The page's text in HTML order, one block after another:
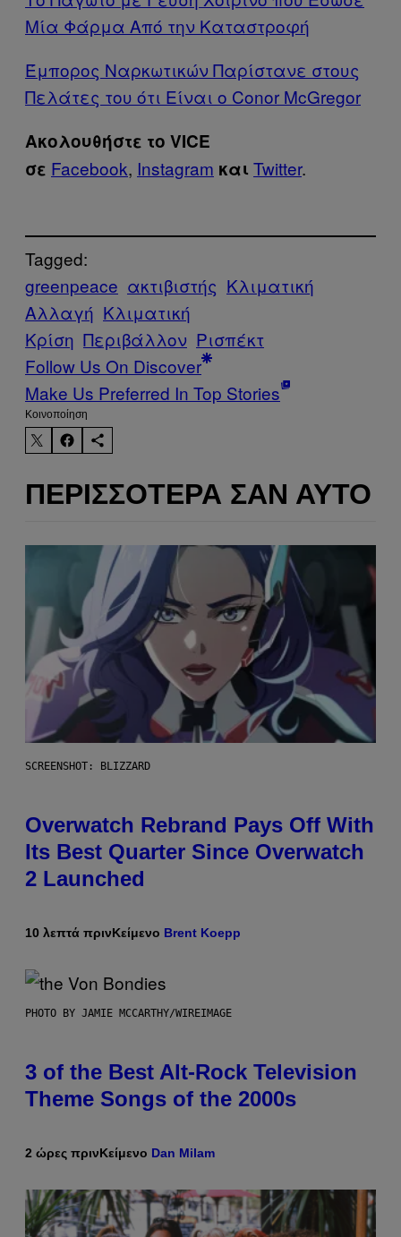
Μία Φάρμα Από την Καταστροφή
Έμπορος Ναρκωτικών Παρίστανε στους
Πελάτες του ότι Είναι ο Conor McGregor
Ακολουθήστε το VICE
σε Facebook, Instagram και Twitter.
Tagged:
greenpeace ακτιβιστής Κλιματική
Αλλαγή Κλιματική
Κρίση Περιβάλλον Ρισπέκτ
Follow Us On Discover
Make Us Preferred In Top Stories
Kοινοποίηση
ΠΕΡΙΣΣΌΤΕΡΑ ΣΑΝ ΑΥΤΌ
SCREENSHOT: BLIZZARD
Overwatch Rebrand Pays Off With
Its Best Quarter Since Overwatch
2 Launched
10 λεπτά πρινΚείμενο Brent Koepp
PHOTO BY JAMIE MCCARTHY/WIREIMAGE
3 of the Best Alt-Rock Television
Theme Songs of the 2000s
2 ώρες πρινΚείμενο Dan Milam